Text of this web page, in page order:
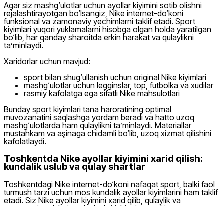
Agar siz mashg‘ulotlar uchun ayollar kiyimini sotib olishni
rejalashtirayotgan bo‘lsangiz, Nike internet-do‘koni
funksional va zamonaviy yechimlarni taklif etadi. Sport
kiyimlari yuqori yuklamalarni hisobga olgan holda yaratilgan
bo‘lib, har qanday sharoitda erkin harakat va qulaylikni
ta’minlaydi.
Xaridorlar uchun mavjud:
sport bilan shug‘ullanish uchun original Nike kiyimlari
mashg‘ulotlar uchun legginslar, top, futbolka va xudilar
rasmiy kafolatga ega sifatli Nike mahsulotlari
Bunday sport kiyimlari tana haroratining optimal
muvozanatini saqlashga yordam beradi va hatto uzoq
mashg‘ulotlarda ham qulaylikni ta’minlaydi. Materiallar
mustahkam va aşinaga chidamli bo‘lib, uzoq xizmat qilishini
kafolatlaydi.
Toshkentda Nike ayollar kiyimini xarid qilish:
kundalik uslub va qulay shartlar
Toshkentdagi Nike internet-do‘koni nafaqat sport, balki faol
turmush tarzi uchun mos kundalik ayollar kiyimlarini ham taklif
etadi. Siz Nike ayollar kiyimini xarid qilib, qulaylik va